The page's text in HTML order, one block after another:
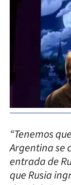
“Tenemos
Argentina se
entrada de
que Rusia